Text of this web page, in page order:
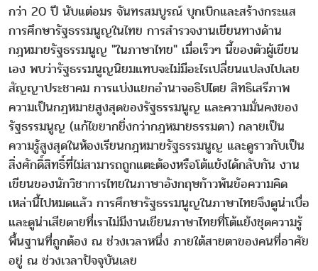
กว่า 20 ปี นับแต่อมร จันทรสมบูรณ์ บุกเบิกและสร้างกระแส
การศึกษารัฐธรรมนูญในไทย การสำรวจงานเขียนทางด้าน
กฎหมายรัฐธรรมนูญ "ในภาษาไทย" เมื่อเร็วๆ นี้ของตัวผู้เขียน
เอง พบว่ารัฐธรรมนูญนิยมแทบจะไม่มีอะไรเปลี่ยนแปลงไปเลย
สัญญาประชาคม การแบ่งแยกอำนาจอธิปไตย สิทธิเสรีภาพ
ความเป็นกฎหมายสูงสุดของรัฐธรรมนูญ และความมั่นคงของ
รัฐธรรมนูญ (แก้ไขยากยิ่งกว่ากฎหมายธรรมดา) กลายเป็น
ความรู้สูงสุดในห้องเรียนกฎหมายรัฐธรรมนูญ และดูราวกับเป็น
สิ่งศักดิ์สิทธิ์ที่ไม่สามารถถูกแตะต้องหรือโต้แย้งได้กลับกัน งาน
เขียนของนักวิชาการไทยในภาษาอังกฤษก้าวพ้นข้อความคิด
เหล่านี้ไปหมดแล้ว การศึกษารัฐธรรมนูญในภาษาไทยจึงดูน่าเบื่อ
และดูน่าเสียดายที่เราไม่มีงานเขียนภาษาไทยที่โต้แย้งชุดความรู้
พื้นฐานที่ถูกต้อง ณ ช่วงเวลาหนึ่ง ภายใต้สายตาของคนที่อาศัย
อยู่ ณ ช่วงเวลาปัจจุบันเลย